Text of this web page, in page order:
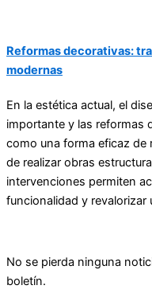
Reformas decorativas:
modernas
En la estética actual, el
importante y las reformas
como una forma eficaz de
de realizar obras
intervenciones permiten
funcionalidad y revalorizar
No se pierda ninguna
boletín.